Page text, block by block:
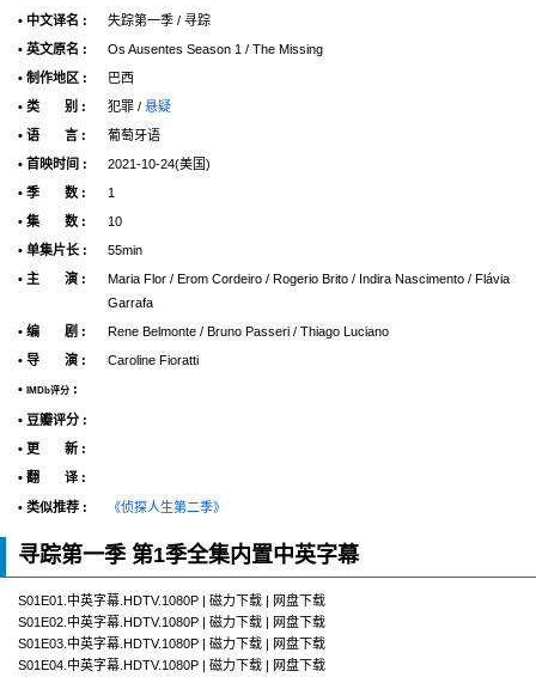
• 中文译名 :
失踪第一季 / 寻踪
• 英文原名 :
Os Ausentes Season 1 / The Missing
• 制作地区 :
巴西
• 类 别 :
犯罪 / 悬疑
• 语 言 :
葡萄牙语
• 首映时间 :
2021-10-24(美国)
• 季 数 :
1
• 集 数 :
10
• 单集片长 :
55min
• 主 演 :
Maria Flor / Erom Cordeiro / Rogerio Brito / Indira Nascimento / Flávia
Garrafa
• 编 剧 :
Rene Belmonte / Bruno Passeri / Thiago Luciano
• 导 演 :
Caroline Fioratti
•
IMDb评分 :
• 豆瓣评分 :
• 更 新 :
• 翻 译 :
• 类似推荐 : 《侦探人生第二季》
寻踪第一季 第1季全集内置中英字幕
S01E01.中英字幕.HDTV.1080P | 磁力下载 | 网盘下载
S01E02.中英字幕.HDTV.1080P | 磁力下载 | 网盘下载
S01E03.中英字幕.HDTV.1080P | 磁力下载 | 网盘下载
S01E04.中英字幕.HDTV.1080P | 磁力下载 | 网盘下载